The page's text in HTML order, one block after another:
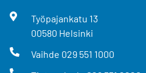
Työpajankatu 13
00580 Helsinki
Vaihde 029 551 1000